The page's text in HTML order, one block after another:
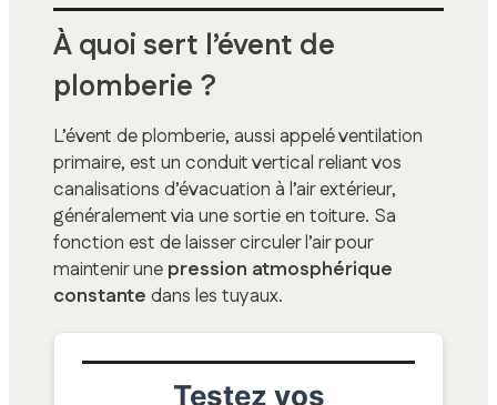
À quoi sert l’évent de
plomberie ?
L’évent de plomberie, aussi appelé ventilation
primaire, est un conduit vertical reliant vos
canalisations d’évacuation à l’air extérieur,
généralement via une sortie en toiture. Sa
fonction est de laisser circuler l’air pour
maintenir une pression atmosphérique
constante dans les tuyaux.
Testez vos